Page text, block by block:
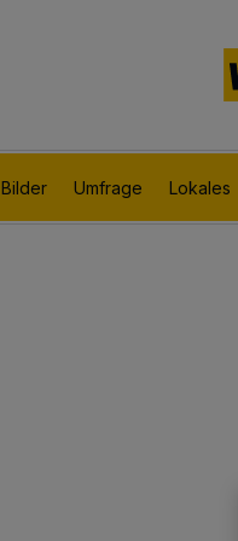
Bilder Umfrage Lokales